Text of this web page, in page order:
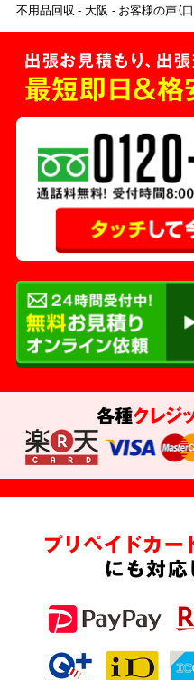
不用品回収 大阪 お客様の声（口
出張お見積もり、出
最短即日＆格
各種クレジ
プリペイドカー
にも対